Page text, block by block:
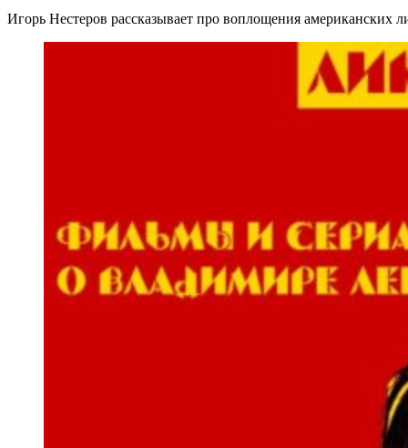
Игорь Нестеров рассказывает про воплощения американских